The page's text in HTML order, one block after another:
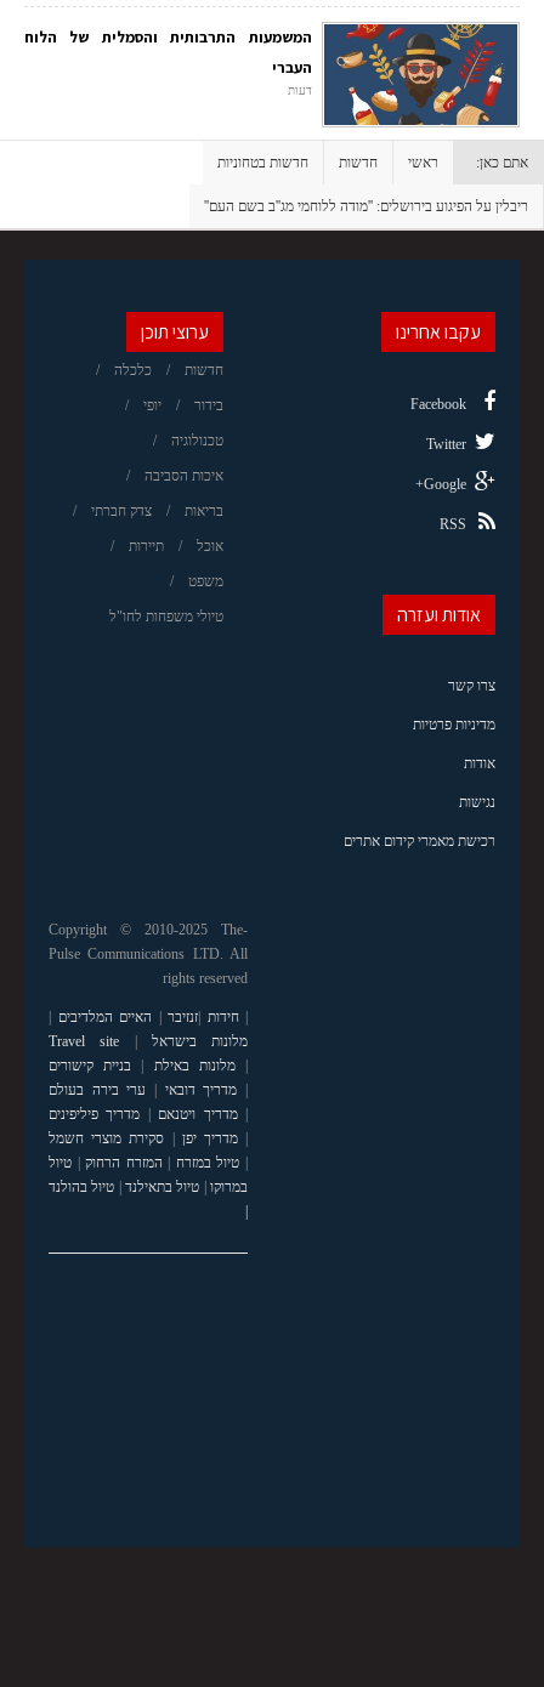
המשמעות התרבותית והסמלית של הלוח
העברי
דעות
אתם כאן: ראשי חדשות חדשות בטחוניות
ריבלין על הפיגוע בירושלים: ''מודה ללוחמי מג''ב בשם העם''
ערוצי תוכן
חדשות כלכלה
בידור יופי
טכנולוגיה
איכות הסביבה
בריאות צדק חברתי
אוכל תיירות
משפט
טיולי משפחות לחו"ל
עקבו אחרינו
Facebook
Twitter
Google+
RSS
אודות ועזרה
צרו קשר
מדיניות פרטיות
אודות
נגישות
רכישת מאמרי קידום אתרים
Copyright © 2010-2025 The-
Pulse Communications LTD. All
rights reserved
|חידות זנזיבר האיים המלדיבים
מלונות בישראל
Travel site
|מלונות באילת
בניית קישורים
מדריך דובאי
ערי בירה בעולם
|מדריך ויטנאם
מדריך פיליפינים
|מדריך יפן
סקירת מוצרי חשמל
טיול במזרח המזרח הרחוק| טיול
במרוקו| טיול בתאילנד| טיול בהולנד